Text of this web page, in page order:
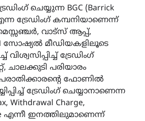
ചെയ്യുന്ന BGC (Barrick
ട്രേഡിംഗ് കമ്പനിയാണെന്ന്
വാട്സ് ആപ്പ്,
സോഷ്യൽ മീഡിയകളിലൂടെ
ട്രേഡിംഗ്
ചാലക്കുടി പരിയാരം
ഫോണിൽ
ട്രേഡിംഗ് ചെയ്യാനാണെന്ന
Withdrawal Charge,
എന്നീ ഇനത്തിലുമാണെന്ന്